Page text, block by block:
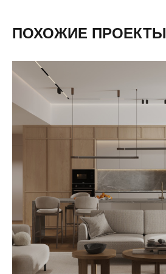
ПОХОЖИЕ ПРОЕКТЫ